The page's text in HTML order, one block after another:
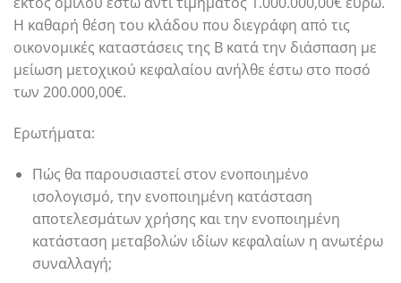
Η καθαρή θέση του κλάδου που διεγράφη από τις
οικονομικές καταστάσεις της Β κατά την διάσπαση με
μείωση μετοχικού κεφαλαίου ανήλθε έστω στο ποσό
των 200.000,00€.
Ερωτήματα:
Πώς θα παρουσιαστεί στον ενοποιημένο
ισολογισμό, την ενοποιημένη κατάσταση
αποτελεσμάτων χρήσης και την ενοποιημένη
κατάσταση μεταβολών ιδίων κεφαλαίων η ανωτέρω
συναλλαγή;